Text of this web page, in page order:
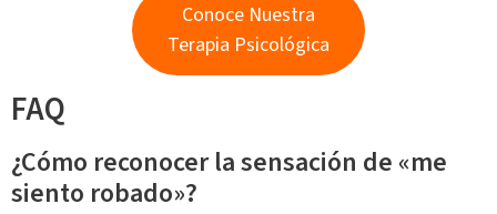
Conoce Nuestra
Terapia Psicológica
FAQ
¿Cómo reconocer la sensación de «me
siento robado»?